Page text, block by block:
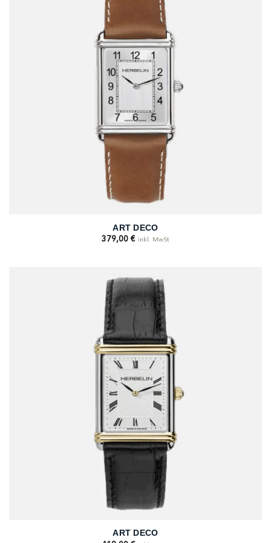
ART DECO
379,00 € inkl. MwSt
ART DECO